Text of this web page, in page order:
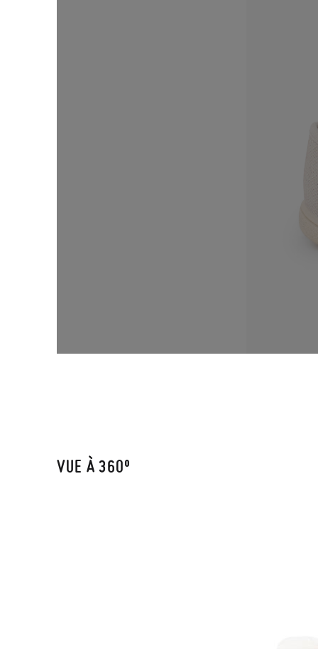
VUE À 360º